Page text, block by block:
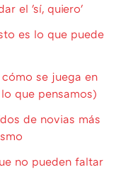
el 'sí, quiero'
es lo que puede
se juega en
que pensamos)
de novias más
no pueden faltar